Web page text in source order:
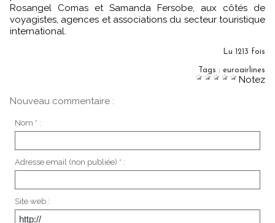
Rosangel Comas et Samanda Fersobe, aux côtés de
voyagistes, agences et associations du secteur touristique
international.
Lu 1213 fois
Tags : euroairlines
Notez
Nouveau commentaire :
Nom * :
Adresse email (non publiée) * :
Site web :